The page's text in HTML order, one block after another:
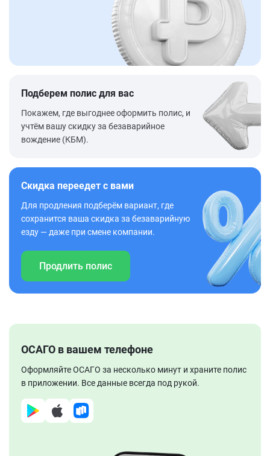
Подберем полис для вас
Покажем, где выгоднее оформить полис, и
учтём вашу скидку за безаварийное
вождение (КБМ).
Скидка переедет с вами
Для продления подберём вариант, где
сохранится ваша скидка за безаварийную
езду — даже при смене компании.
Продлить полис
ОСАГО в вашем телефоне
Оформляйте ОСАГО за несколько минут и храните полис
в приложении. Все данные всегда под рукой.